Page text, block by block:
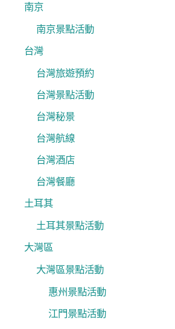
南京
南京景點活動
台灣
台灣旅遊預約
台灣景點活動
台灣秘景
台灣航線
台灣酒店
台灣餐廳
土耳其
土耳其景點活動
大灣區
大灣區景點活動
惠州景點活動
江門景點活動